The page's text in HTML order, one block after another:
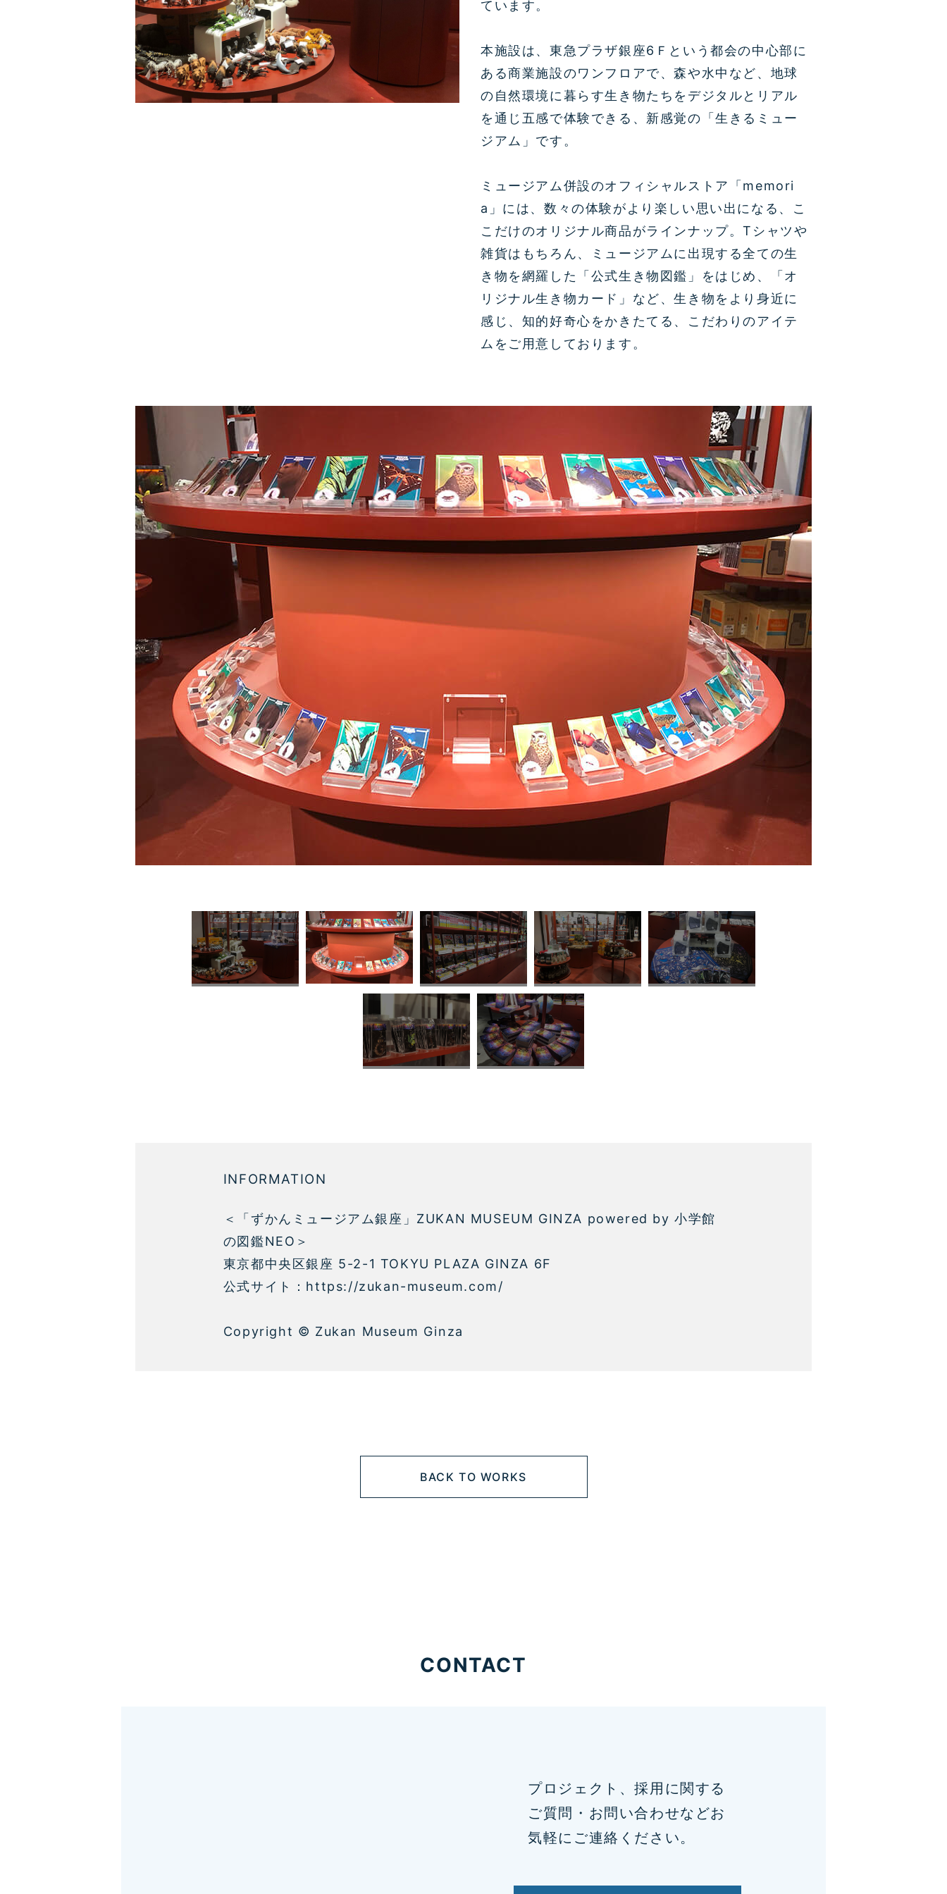
ています。
本施設は、東急プラザ銀座6Ｆという都会の中心部に
ある商業施設のワンフロアで、森や水中など、地球
の自然環境に暮らす生き物たちをデジタルとリアル
を通じ五感で体験できる、新感覚の 「生きるミュー
ジアム」 です。
ミュージアム併設のオフィシャルストア「memori
a」には、数々の体験がより楽しい思い出になる、こ
こだけのオリジナル商品がラインナップ。Tシャツや
雑貨はもちろん、ミュージアムに出現する全ての生
き物を網羅した「公式生き物図鑑」をはじめ、「オ
リジナル生き物カード」など、生き物をより身近に
感じ、知的好奇心をかきたてる、こだわりのアイテ
ムをご用意しております。
INFORMATION
＜「ずかんミュージアム銀座」ZUKAN MUSEUM GINZA powered by 小学館
の図鑑NEO＞
東京都中央区銀座 5-2-1 TOKYU PLAZA GINZA 6F
公式サイト：https://zukan-museum.com/
Copyright © Zukan Museum Ginza
BACK TO WORKS
CONTACT
プロジェクト、採用に関する
ご質問・お問い合わせなどお
気軽にご連絡ください。